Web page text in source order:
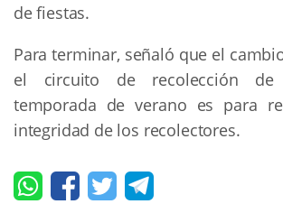
de fiestas.
Para terminar, señaló que el
el circuito de recolección de
temporada de verano es para
integridad de los recolectores.